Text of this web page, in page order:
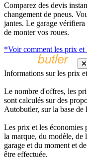
Comparez des devis
changement de pneus.
jantes. Le garage
de monter vos roues.
*Voir comment les prix et
Informations sur les prix
Le nombre d'offres, les
sont calculés sur des
Autobutler, sur la base
Les prix et les économies
la marque, du modèle, de
garage et du moment et
être effectuée.